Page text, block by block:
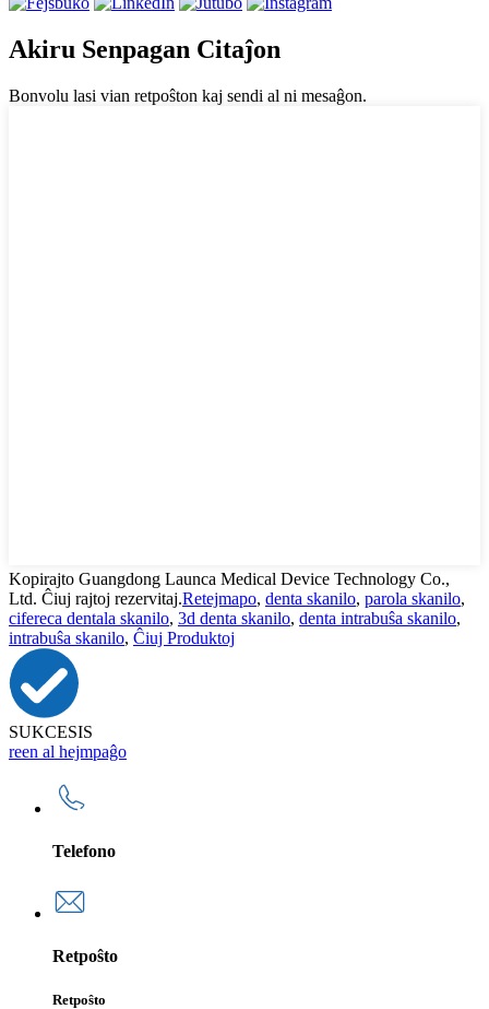
Akiru Senpagan Citaĵon
Bonvolu lasi vian retpoŝton kaj sendi al ni mesaĝon.
Kopirajto Guangdong Launca Medical Device Technology Co.,
Ltd. Ĉiuj rajtoj rezervitaj.Retejmapo, denta skanilo, parola skanilo,
cifereca dentala skanilo, 3d denta skanilo, denta intrabuŝa skanilo,
intrabuŝa skanilo, Ĉiuj Produktoj
SUKCESIS
reen al hejmpaĝo
Telefono
Retpoŝto
Retpoŝto